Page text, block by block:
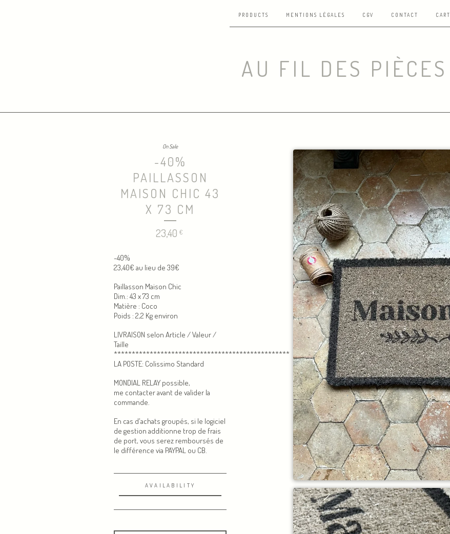
PRODUCTS MENTIONS LÉGALES CGV CONTACT CART
AU FIL DES PIÈCES
-40%
PAILLASSON
MAISON CHIC 43
X 73 CM
23,40 €
On Sale
-40%
23,40€ au lieu de 39€
Paillasson Maison Chic
Dim.: 43 x 73 cm
Matière : Coco
Poids : 2,2 Kg environ
LIVRAISON selon Article / Valeur /
Taille
*************************************************
LA POSTE: Colissimo Standard
MONDIAL RELAY possible,
me contacter avant de valider la
commande.
En cas d'achats groupés, si le logiciel
de gestion additionne trop de frais
de port, vous serez remboursés de
le différence via PAYPAL ou CB.
AVAILABILITY